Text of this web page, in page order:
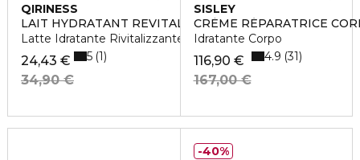
QIRINESS
LAIT HYDRATANT REVITALISANT
Latte Idratante Rivitalizzante
24,43 €
34,90 €
5 1
SISLEY
CRÈME RÉPARATRICE
Idratante Corpo
116,90 €
167,00 €
4.9 31
40%